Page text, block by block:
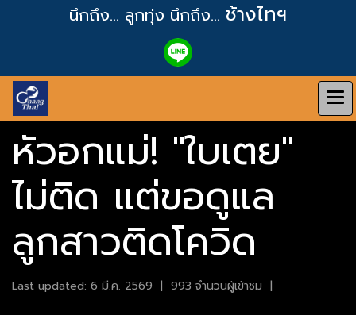
นึกถึง... ลูกทุ่ง นึกถึง... ช้างไทฯ
หัวอกแม่! "ใบเตย"
ไม่ติด แต่ขอดูแล
ลูกสาวติดโควิด
Last updated: 6 มี.ค. 2569 | 993 จำนวนผู้เข้าชม |